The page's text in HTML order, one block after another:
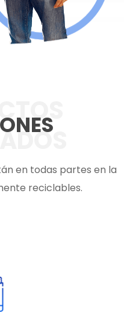
en todas partes en la
reciclables.